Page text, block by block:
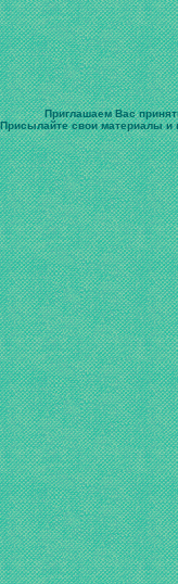
Приглашаем Вас
Присылайте свои материалы и